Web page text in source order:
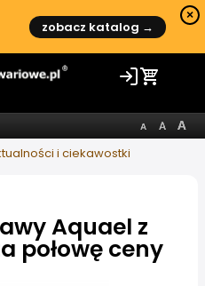
zobacz katalog →
×
i ciekawostki
Aquael z
połowę ceny